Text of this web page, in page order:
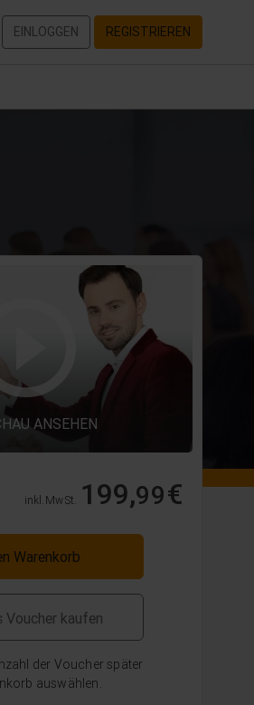
EINLOGGEN REGISTRIEREN
ANSEHEN
inkl. MwSt. 199,99€
Warenkorb
Voucher kaufen
der Voucher später
auswählen.